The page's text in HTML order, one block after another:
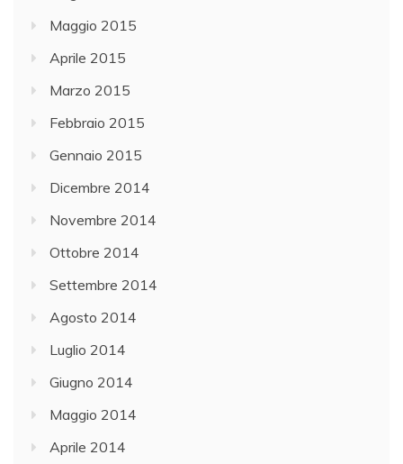
Maggio 2015
Aprile 2015
Marzo 2015
Febbraio 2015
Gennaio 2015
Dicembre 2014
Novembre 2014
Ottobre 2014
Settembre 2014
Agosto 2014
Luglio 2014
Giugno 2014
Maggio 2014
Aprile 2014